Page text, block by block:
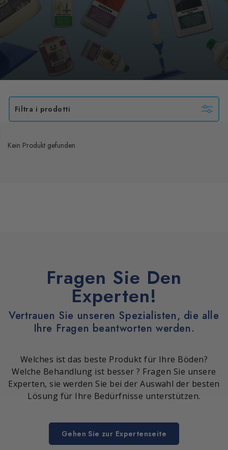
Filtra i prodotti
Kein Produkt gefunden
Fragen Sie Den
Experten!
Vertrauen Sie unseren Spezialisten, die alle
Ihre Fragen beantworten werden.
Welches ist das beste Produkt für Ihre Böden?
Welche Behandlung ist besser ? Fragen Sie unsere
Experten, sie werden Sie bei der Auswahl der besten
Lösung für Ihre Bedürfnisse unterstützen.
Gehen Sie zur Expertenseite